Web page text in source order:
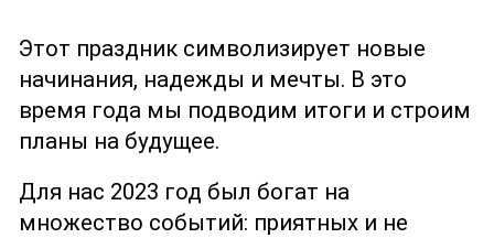
Этот праздник символизирует новые
начинания, надежды и мечты. В это
время года мы подводим итоги и строим
планы на будущее.
Для нас 2023 год был богат на
множество событий: приятных и не